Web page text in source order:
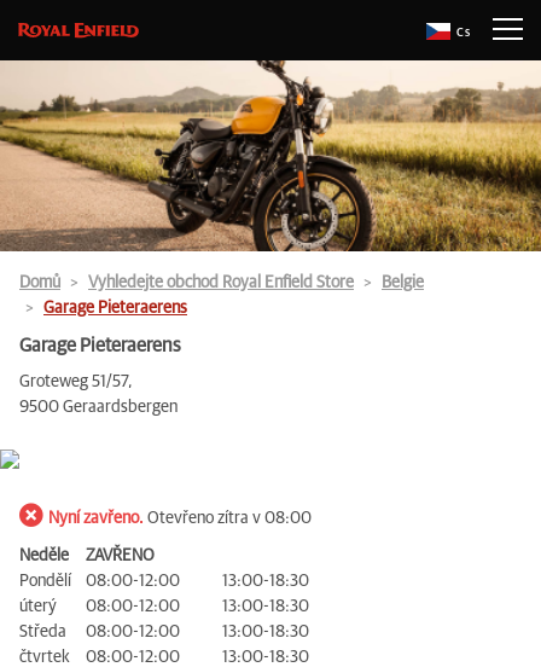
Cs
Domů Vyhledejte obchod Royal Enfield Store
Belgie
Garage Pieteraerens
Garage Pieteraerens
Groteweg 51/57,
9500 Geraardsbergen
Nyní zavřeno. Otevřeno zítra v 08:00
Neděle
ZAVŘENO
Pondělí
08:00-12:00
13:00-18:30
úterý
08:00-12:00
13:00-18:30
Středa
08:00-12:00
13:00-18:30
čtvrtek
08:00-12:00
13:00-18:30